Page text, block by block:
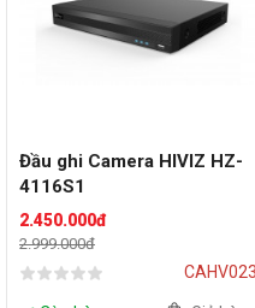
Đầu ghi Camera HIVIZ HZ-
4116S1
2.450.000đ
2.999.000đ
CAHV023